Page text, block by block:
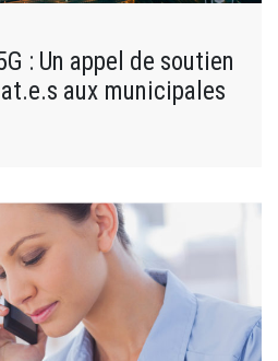
: Un appel de soutien
aux municipales